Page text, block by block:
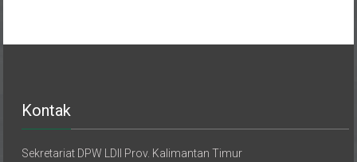
Jl. Bugis Mugirejo, RT.02 No.03 Kel. Mugirejo